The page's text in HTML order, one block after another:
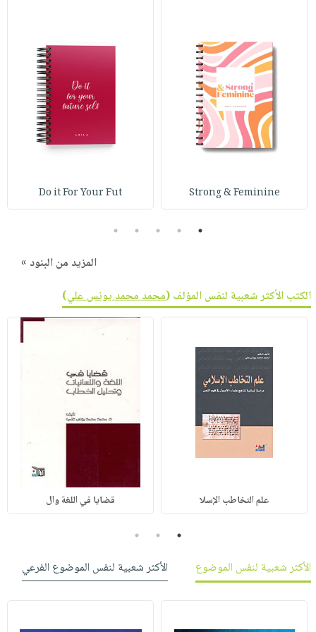
Strong & Feminine
Do it For Your Fut
1
2
3
4
5
المزيد من البنود »
الكتب الأكثر شعبية لنفس المؤلف (محمد محمد يونس علي)
علم التخاطب الإسلا قضايا في اللغة وال
1
2
3
الأكثر شعبية لنفس الموضوع
الأكثر شعبية لنفس الموضوع الفرعي